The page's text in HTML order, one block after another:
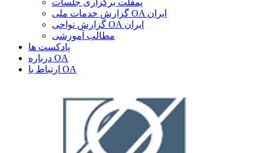
گزارش خدمات ملی OA ایران
گزارش نواحی OA ایران
مطالب آموزشی
پادکست ها
درباره OA
ارتباط با OA